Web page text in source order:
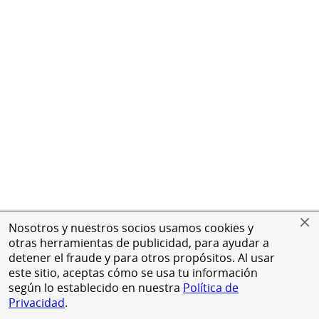
Nosotros y nuestros socios usamos cookies y
otras herramientas de publicidad, para ayudar a
detener el fraude y para otros propósitos. Al usar
este sitio, aceptas cómo se usa tu información
según lo establecido en nuestra Política de
Privacidad.